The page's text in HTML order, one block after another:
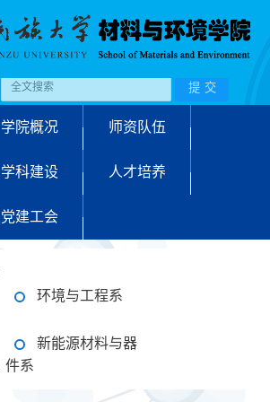
学院概况 师资队伍
学科建设 人才培养
党建工会
环境与工程系
新能源材料与器
件系